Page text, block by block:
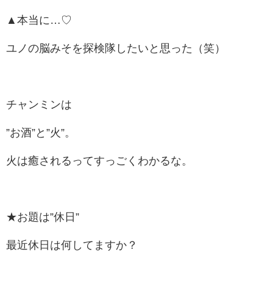
▲本当に…♡
ユノの脳みそを探検隊したいと思った（笑）
チャンミンは
”お酒”と”火”。
火は癒されるってすっごくわかるな。
★お題は”休日”
最近休日は何してますか？